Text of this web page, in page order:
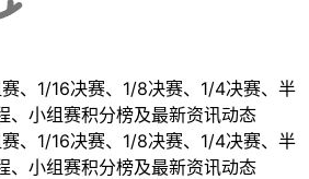
、1/16决赛、1/8决赛、1/4决赛、半
、小组赛积分榜及最新资讯动态
、1/16决赛、1/8决赛、1/4决赛、半
、小组赛积分榜及最新资讯动态